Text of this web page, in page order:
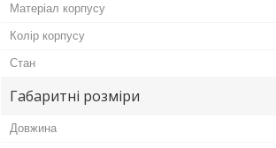
Матеріал корпусу
Колір корпусу
Стан
Габаритні розміри
Довжина